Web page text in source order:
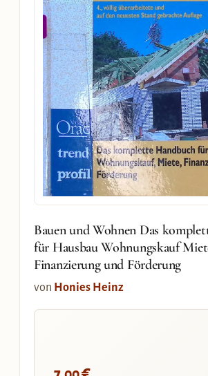
Bauen und Wohnen Das
für Hausbau Wohnungskauf
Finanzierung und Förderung
von Honies Heinz